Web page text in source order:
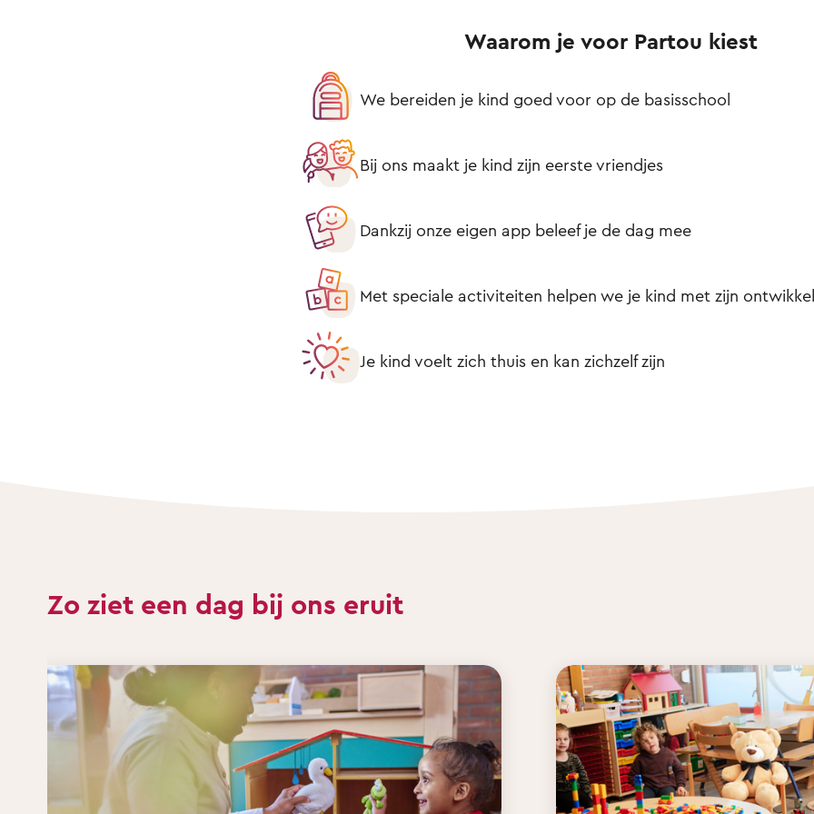
Waarom je voor Partou kiest
We bereiden je kind goed voor op de basisschool
Bij ons maakt je kind zijn eerste vriendjes
Dankzij onze eigen app beleef je de dag mee
Met speciale activiteiten helpen we je kind met zijn
Je kind voelt zich thuis en kan zichzelf zijn
Zo ziet een dag bij ons eruit